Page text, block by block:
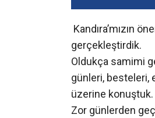
Kandıra’mızın
gerçekleştirdik.
Oldukça samimi
günleri, besteleri,
üzerine konuştuk.
Zor günlerden